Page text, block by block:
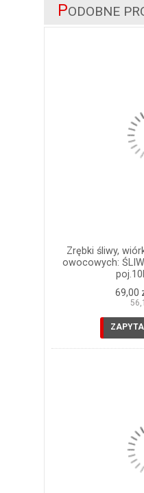
PODOBNE
Zrębki śliwy,
owocowych:
69,00